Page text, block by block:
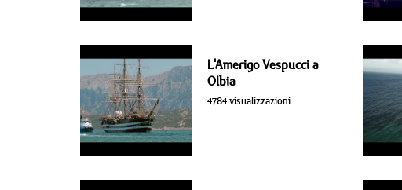
L'Amerigo Vespucci a
Olbia
4784 visualizzazioni